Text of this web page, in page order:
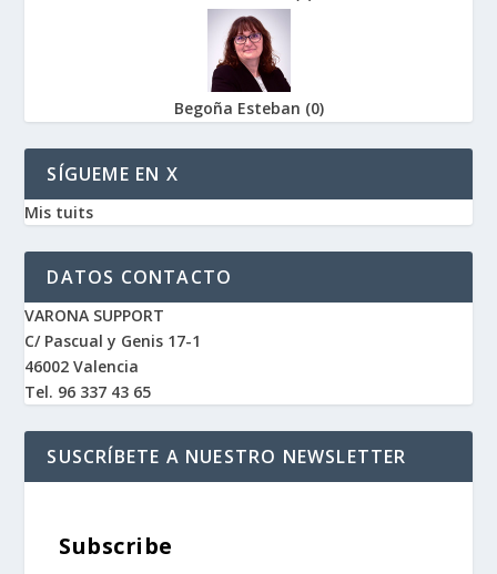
Begoña Esteban (0)
SÍGUEME EN X
Mis tuits
DATOS CONTACTO
VARONA SUPPORT
C/ Pascual y Genis 17-1
46002 Valencia
Tel. 96 337 43 65
SUSCRÍBETE A NUESTRO NEWSLETTER
Subscribe